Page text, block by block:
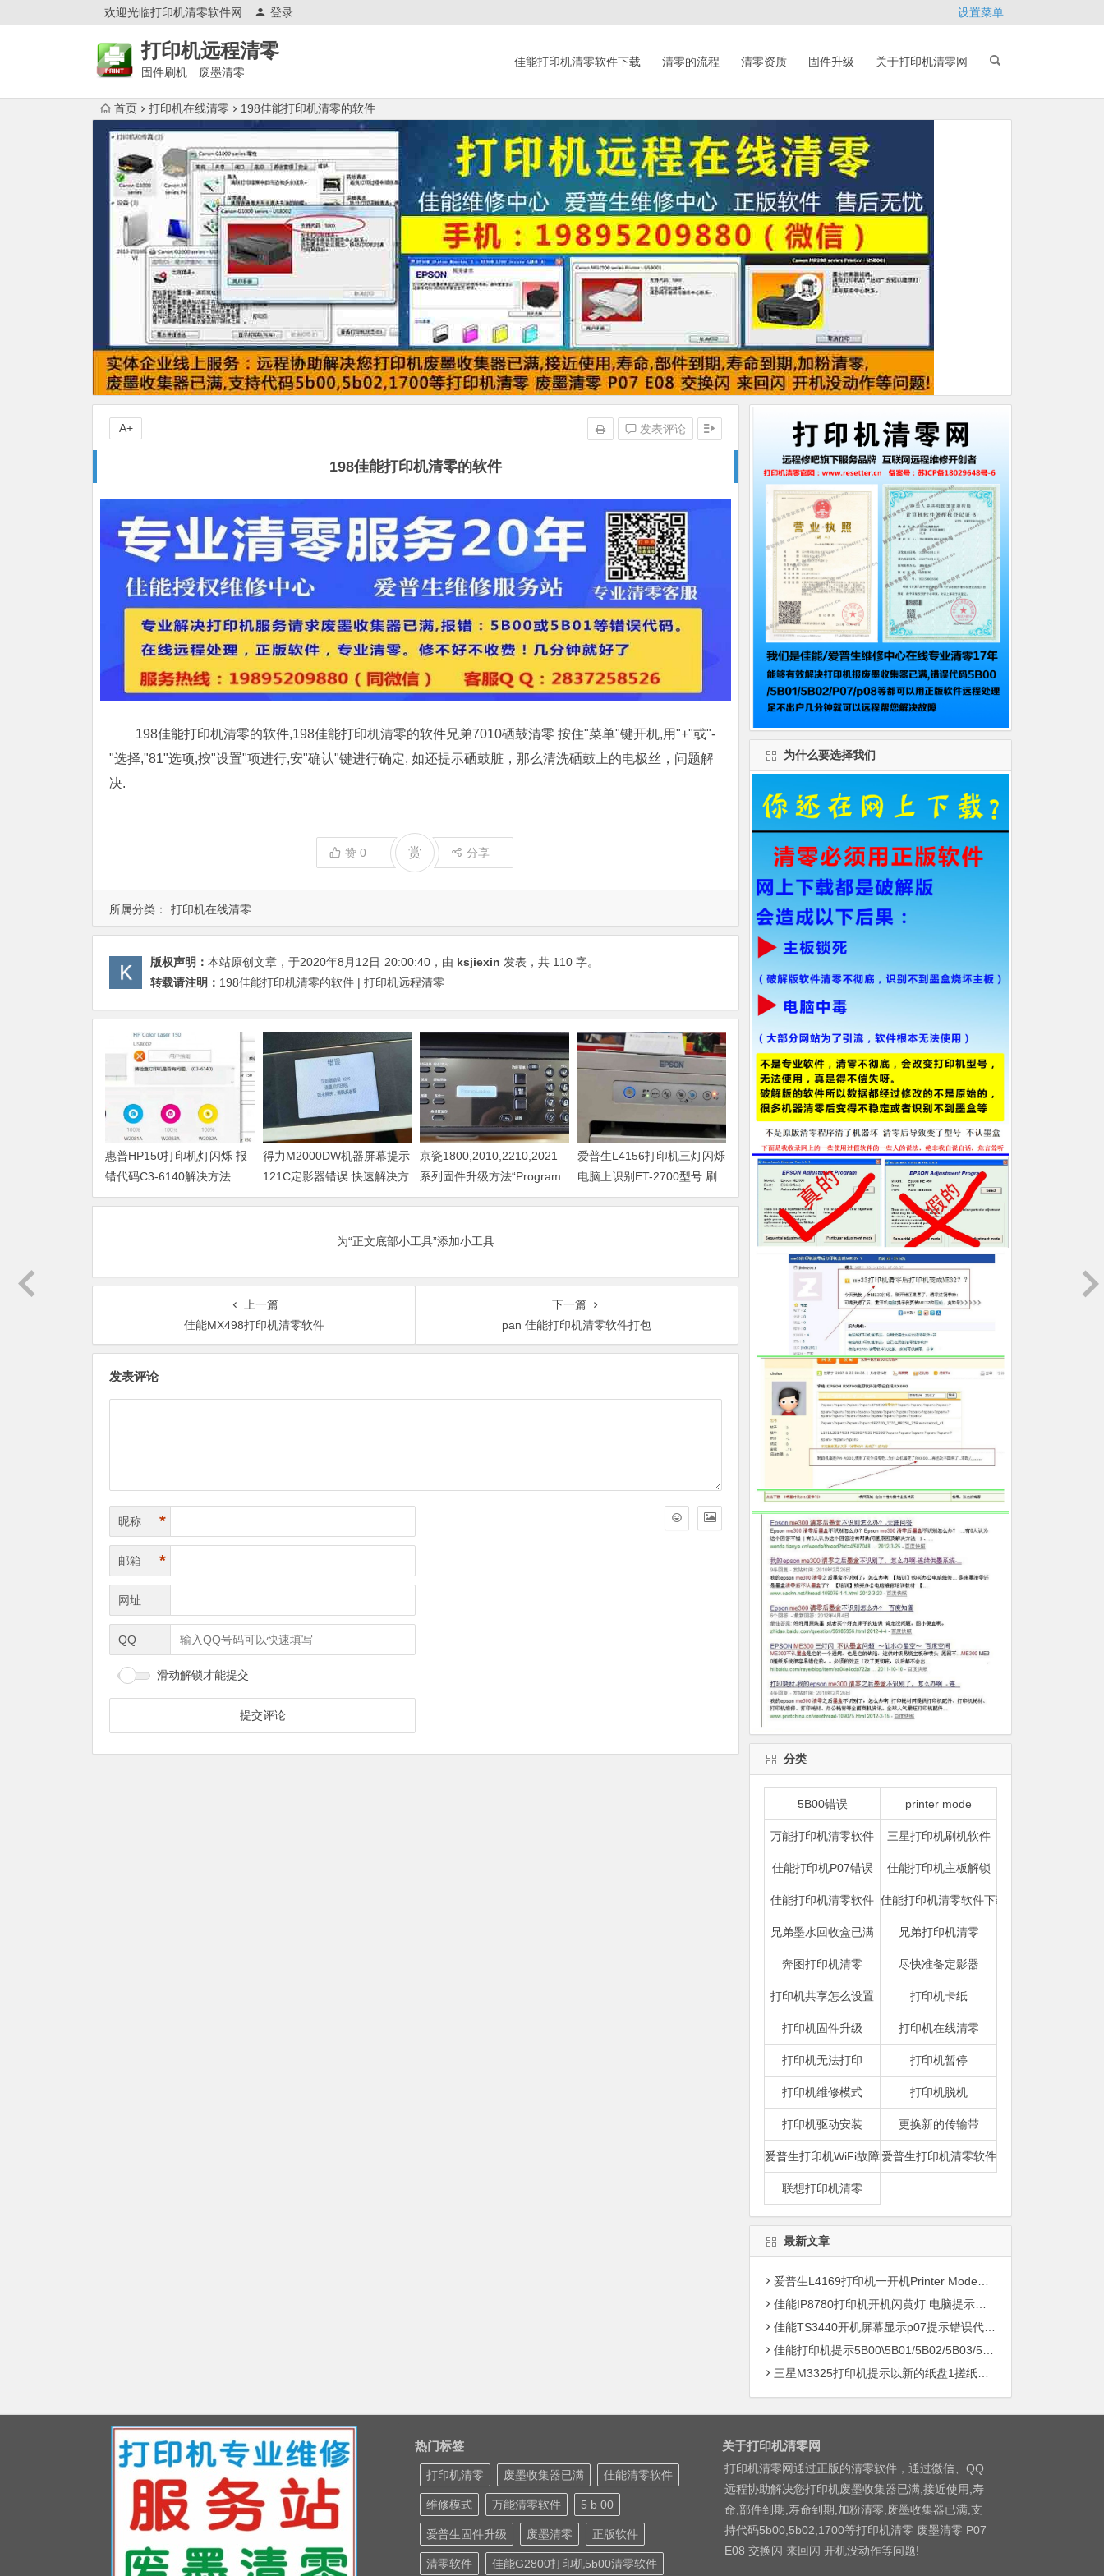
欢迎光临打印机清零软件网 登录 设置菜单
打印机远程清零
固件刷机 废墨清零
佳能打印机清零软件下载 清零的流程 清零资质 固件升级 关于打印机清零网
首页 打印机在线清零 198佳能打印机清零的软件
198佳能打印机清零的软件
发表评论
A+
所属分类： 打印机在线清零
198佳能打印机清零的软件,198佳能打印机清零的软件兄弟7010硒鼓清零 按住"菜单"键开机,用"+"或"-
"选择,"81"选项,按"设置"项进行,安"确认"键进行确定, 如还提示硒鼓脏，那么清洗硒鼓上的电极丝，问题解
决.
赞 0 赏 分享
版权声明： 本站原创文章，于2020年8月12日 20:00:40 ，由 ksjiexin 发表，共 110 字。
转载请注明： 198佳能打印机清零的软件 | 打印机远程清零
惠普HP150打印机灯闪烁 报
错代码C3-6140解决方法
得力M2000DW机器屏幕提示
121C定影器错误 快速解决方
法
京瓷1800,2010,2210,2021
系列固件升级方法“Program
Loading或者卡LOGO
爱普生L4156打印机三灯闪烁
电脑上识别ET-2700型号 刷
固件快速解决问题
为“正文底部小工具”添加小工具
上一篇
佳能MX498打印机清零软件
下一篇
pan 佳能打印机清零软件打包
发表评论
昵称 *
邮箱 *
网址
QQ
滑动解锁才能提交
为什么要选择我们
分类
5B00错误 printer mode
万能打印机清零软件 三星打印机刷机软件
佳能打印机P07错误 佳能打印机主板解锁
佳能打印机清零软件 佳能打印机清零软件下载
兄弟墨水回收盒已满 兄弟打印机清零
奔图打印机清零 尽快准备定影器
打印机共享怎么设置 打印机卡纸
打印机固件升级 打印机在线清零
打印机无法打印 打印机暂停
打印机维修模式 打印机脱机
打印机驱动安装 更换新的传输带
爱普生打印机WiFi故障爱普生打印机清零软件
联想打印机清零
最新文章
爱普生L4169打印机一开机Printer Mode故障主板维修
佳能IP8780打印机开机闪黄灯 电脑提示错误5B00快速解决方案清零
佳能TS3440开机屏幕显示p07提示错误代码5B00快速解决方案 清零
佳能打印机提示5B00\5B01/5B02/5B03/5B04/5B11/5B12/5B13/5B14/1700/1702/1703/1704
三星M3325打印机提示以新的纸盘1搓纸轮进行更换
热门标签
打印机清零 废墨收集器已满 佳能清零软件
维修模式 万能清零软件 5 b 00
爱普生固件升级 废墨清零 正版软件
清零软件 佳能G2800打印机5b00清零软件
关于打印机清零网
打印机清零网通过正版的清零软件，通过微信、QQ
远程协助解决您打印机废墨收集器已满,接近使用,寿
命,部件到期,寿命到期,加粉清零,废墨收集器已满,支
持代码5b00,5b02,1700等打印机清零 废墨清零 P07
E08 交换闪 来回闪 开机没动作等问题!